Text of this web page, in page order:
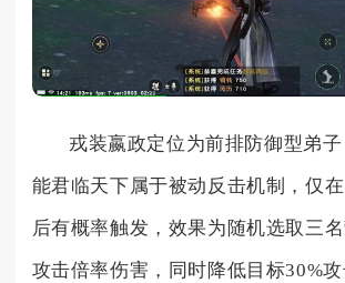
戎装嬴政定位为前排防御型弟
能君临天下属于被动反击机制，仅
后有概率触发，效果为随机选取三
攻击倍率伤害，同时降低目标30%